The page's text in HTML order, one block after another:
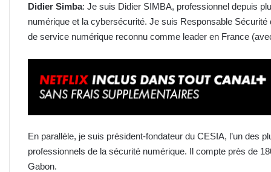
Didier Simba: Je suis Didier SIMBA, professionnel depuis
numérique et la cybersécurité. Je suis Responsable
de service numérique reconnu comme leader en France
En parallèle, je suis président-fondateur du CESIA, l’un des
professionnels de la sécurité numérique. Il compte près de
Gabon.